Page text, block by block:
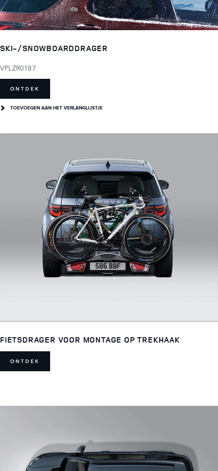
SKI-/SNOWBOARDDRAGER
VPLZR0187
ONTDEK
TOEVOEGEN AAN HET VERLANGLIJSTJE
FIETSDRAGER VOOR MONTAGE OP TREKHAAK
ONTDEK